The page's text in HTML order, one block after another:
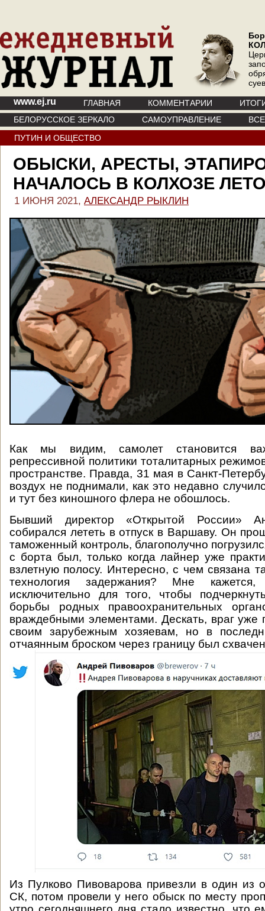
www.ej.ru ГЛАВНАЯ КОММЕНТАРИИ
БЕЛОРУССКОЕ ЗЕРКАЛО
САМОУПРАВЛЕНИЕ
ПУТИН И ОБЩЕСТВО
ОБЫСКИ, АРЕСТЫ,
НАЧАЛОСЬ В КОЛХОЗЕ
1 ИЮНЯ 2021, АЛЕКСАНДР РЫКЛИН
Как мы видим, самолет становится
репрессивной политики тоталитарных
пространстве. Правда, 31 мая в Санкт-
воздух не поднимали, как это недавно
и тут без киношного флера не обошлось.
Бывший директор «Открытой России»
собирался лететь в отпуск в Варшаву. Он
таможенный контроль, благополучно
с борта был, только когда лайнер уже
взлетную полосу. Интересно, с чем связана
технология задержания? Мне
исключительно для того, чтобы
борьбы родных правоохранительных
враждебными элементами. Дескать, враг уже
своим зарубежным хозяевам, но в
отчаянным броском через границу был
Из Пулково Пивоварова привезли в один из
СК, потом провели у него обыск по месту